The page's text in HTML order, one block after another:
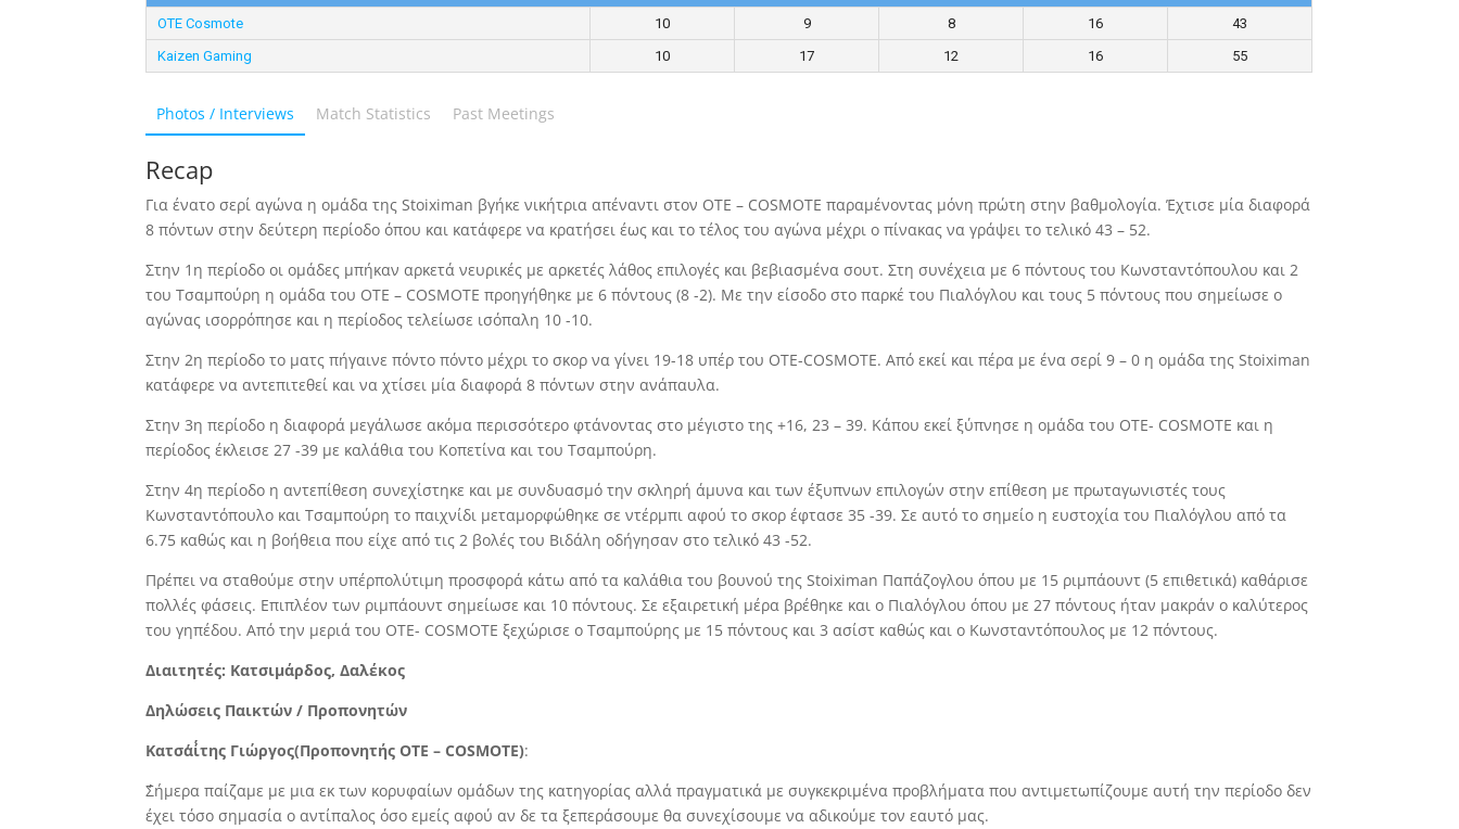
OTE Cosmote 10 9 8 16
43
Kaizen Gaming
10 17 12 16 55
Photos / Interviews Match Statistics Past Meetings
Recap
Για ένατο σερί αγώνα η ομάδα της Stoiximan βγήκε νικήτρια απέναντι στον ΟΤΕ – COSMOTE παραμένοντας μόνη πρώτη στην βαθμολογία. Έχτισε μία διαφορά
8 πόντων στην δεύτερη περίοδο όπου και κατάφερε να κρατήσει έως και το τέλος του αγώνα μέχρι ο πίνακας να γράψει το τελικό 43 – 52.
Στην 1η περίοδο οι ομάδες μπήκαν αρκετά νευρικές με αρκετές λάθος επιλογές και βεβιασμένα σουτ. Στη συνέχεια με 6 πόντους του Κωνσταντόπουλου και 2
του Τσαμπούρη η ομάδα τoυ ΟΤΕ – COSMOTE προηγήθηκε με 6 πόντους (8 -2). Με την είσοδο στο παρκέ του Πιαλόγλου και τους 5 πόντους που σημείωσε ο
αγώνας ισορρόπησε και η περίοδος τελείωσε ισόπαλη 10 -10.
Στην 2η περίοδο το ματς πήγαινε πόντο πόντο μέχρι το σκορ να γίνει 19-18 υπέρ του OTE-COSMOTE. Από εκεί και πέρα με ένα σερί 9 – 0 η ομάδα της Stoiximan
κατάφερε να αντεπιτεθεί και να χτίσει μία διαφορά 8 πόντων στην ανάπαυλα.
Στην 3η περίοδο η διαφορά μεγάλωσε ακόμα περισσότερο φτάνοντας στο μέγιστο της +16, 23 – 39. Κάπου εκεί ξύπνησε η ομάδα του OTE- COSMOTE και η
περίοδος έκλεισε 27 -39 με καλάθια του Κοπετίνα και του Τσαμπούρη.
Στην 4η περίοδο η αντεπίθεση συνεχίστηκε και με συνδυασμό την σκληρή άμυνα και των έξυπνων επιλογών στην επίθεση με πρωταγωνιστές τους
Κωνσταντόπουλο και Τσαμπούρη το παιχνίδι μεταμορφώθηκε σε ντέρμπι αφού το σκορ έφτασε 35 -39. Σε αυτό το σημείο η ευστοχία του Πιαλόγλου από τα
6.75 καθώς και η βοήθεια που είχε από τις 2 βολές του Βιδάλη οδήγησαν στο τελικό 43 -52.
Πρέπει να σταθούμε στην υπέρπολύτιμη προσφορά κάτω από τα καλάθια του βουνού της Stoiximan Παπάζογλου όπου με 15 ριμπάουντ (5 επιθετικά) καθάρισε
πολλές φάσεις. Επιπλέον των ριμπάουντ σημείωσε και 10 πόντους. Σε εξαιρετική μέρα βρέθηκε και ο Πιαλόγλου όπου με 27 πόντους ήταν μακράν ο καλύτερος
του γηπέδου. Από την μεριά του OTE- COSMOTE ξεχώρισε ο Τσαμπούρης με 15 πόντους και 3 ασίστ καθώς και ο Κωνσταντόπουλος με 12 πόντους.
Διαιτητές: Κατσιμάρδος, Δαλέκος
Δηλώσεις Παικτών / Προπονητών
Κατσα΄ί΄της Γιώργος(Προπονητής OTE – COSMOTE):
΄΄Σήμερα παίζαμε με μια εκ των κορυφαίων ομάδων της κατηγορίας αλλά πραγματικά με συγκεκριμένα προβλήματα που αντιμετωπίζουμε αυτή την περίοδο δεν
έχει τόσο σημασία ο αντίπαλος όσο εμείς αφού αν δε τα ξεπεράσουμε θα συνεχίσουμε να αδικούμε τον εαυτό μας.